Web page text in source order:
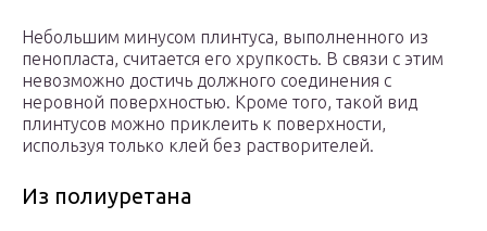
Небольшим минусом плинтуса, выполненного из
пенопласта, считается его хрупкость. В связи с этим
невозможно достичь должного соединения с
неровной поверхностью. Кроме того, такой вид
плинтусов можно приклеить к поверхности,
используя только клей без растворителей.
Из полиуретана